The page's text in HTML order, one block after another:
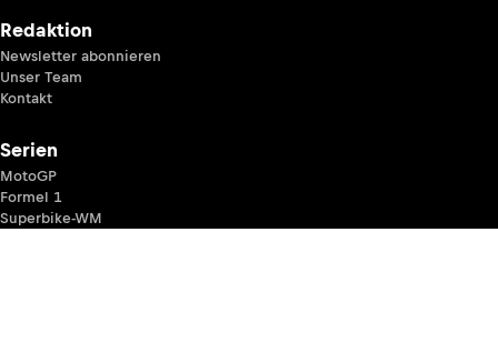
Redaktion
Newsletter abonnieren
Unser Team
Kontakt
Serien
MotoGP
Formel 1
Superbike-WM